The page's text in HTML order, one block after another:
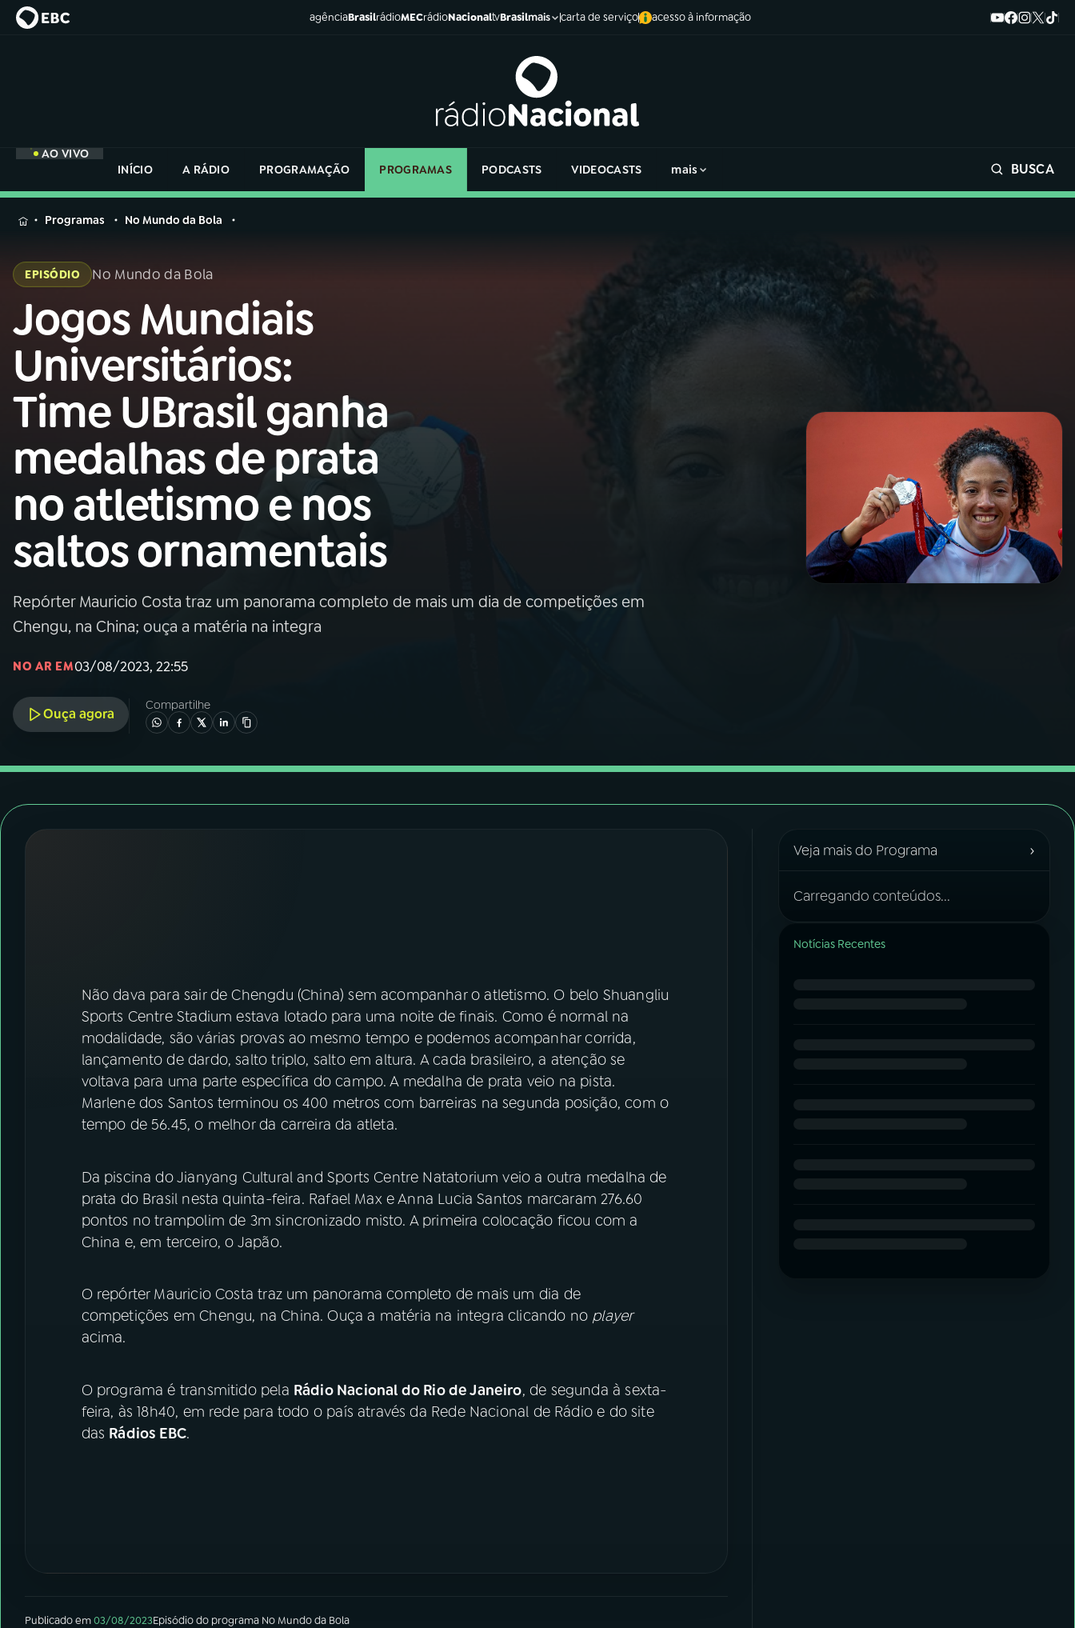
agênciaBrasilrádioMECrádioNacionaltvBrasilmais carta de serviço acesso à informação
AO VIVO
INÍCIO
A RÁDIO PROGRAMAÇÃO PROGRAMAS PODCASTS VIDEOCASTS mais BUSCA
MENU
Buscar
na
Rádio
Nacional
AO VIVO
01INÍCIO
02A RÁDIO
03 PROGRAMAÇÃO
04 PROGRAMAS
06VIDEOCASTS
07ÚLTIMAS
08FESTIVAL DE MÚSICA
na
Rádio
Programas No Mundo da Bola
EPISÓDIO No Mundo da Bola
Jogos Mundiais
Universitários:
Time UBrasil ganha
medalhas de prata
no atletismo e nos
saltos ornamentais
Repórter Mauricio Costa traz um panorama completo de mais um dia de competições em
Chengu, na China; ouça a matéria na integra
NO AR EM03/08/2023, 22:55
Ouça agora
Compartilhe
Não dava para sair de Chengdu (China) sem acompanhar o atletismo. O belo Shuangliu
Sports Centre Stadium estava lotado para uma noite de finais. Como é normal na
modalidade, são várias provas ao mesmo tempo e podemos acompanhar corrida,
lançamento de dardo, salto triplo, salto em altura. A cada brasileiro, a atenção se
voltava para uma parte específica do campo. A medalha de prata veio na pista.
Marlene dos Santos terminou os 400 metros com barreiras na segunda posição, com o
tempo de 56.45, o melhor da carreira da atleta.
Da piscina do Jianyang Cultural and Sports Centre Natatorium veio a outra medalha de
prata do Brasil nesta quinta-feira. Rafael Max e Anna Lucia Santos marcaram 276.60
pontos no trampolim de 3m sincronizado misto. A primeira colocação ficou com a
China e, em terceiro, o Japão.
O repórter Mauricio Costa traz um panorama completo de mais um dia de
competições em Chengu, na China. Ouça a matéria na integra clicando no player
acima.
O programa é transmitido pela Rádio Nacional do Rio de Janeiro, de segunda à sexta-
feira, às 18h40, em rede para todo o país através da Rede Nacional de Rádio e do site
das Rádios EBC.
Publicado em03/08/2023Episódiodo programa No Mundo da Bola
Veja mais do Programa ›
Carregando conteúdos...
Notícias Recentes